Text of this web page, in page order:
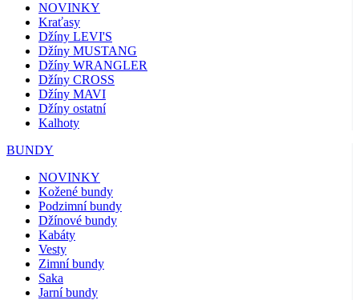
NOVINKY
Kraťasy
Džíny LEVI'S
Džíny MUSTANG
Džíny WRANGLER
Džíny CROSS
Džíny MAVI
Džíny ostatní
Kalhoty
BUNDY
NOVINKY
Kožené bundy
Podzimní bundy
Džínové bundy
Kabáty
Vesty
Zimní bundy
Saka
Jarní bundy